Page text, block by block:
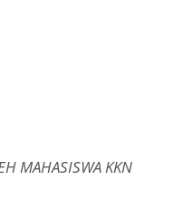
MAHASISWA KKN